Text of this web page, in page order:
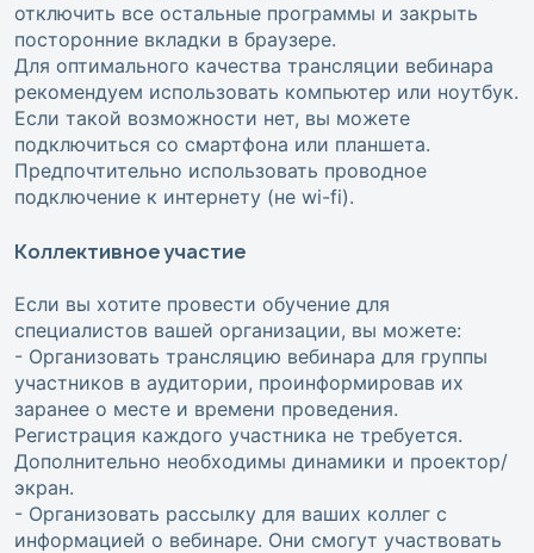
отключить все остальные программы и закрыть
посторонние вкладки в браузере.
Для оптимального качества трансляции вебинара
рекомендуем использовать компьютер или ноутбук.
Если такой возможности нет, вы можете
подключиться со смартфона или планшета.
Предпочтительно использовать проводное
подключение к интернету (не wi-fi).
Коллективное участие
Если вы хотите провести обучение для
специалистов вашей организации, вы можете:
- Организовать трансляцию вебинара для группы
участников в аудитории, проинформировав их
заранее о месте и времени проведения.
Регистрация каждого участника не требуется.
Дополнительно необходимы динамики и проектор/
экран.
- Организовать рассылку для ваших коллег с
информацией о вебинаре. Они смогут участвовать